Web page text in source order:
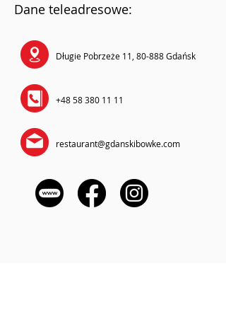
Dane teleadresowe:
Długie Pobrzeże 11, 80-888 Gdańsk
+48 58 380 11 11
restaurant@gdanskibowke.com